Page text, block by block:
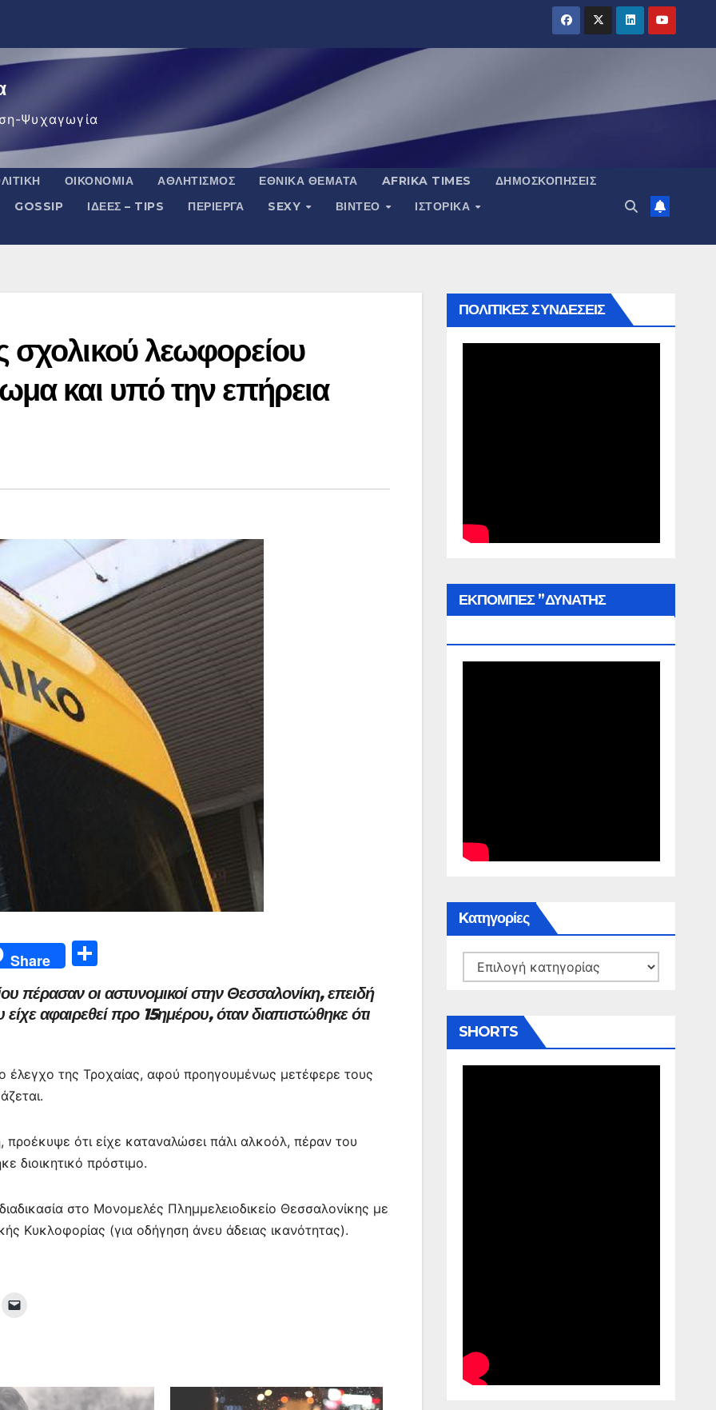
Ψυχαγωγία
ΟΙΚΟΝΟΜΊΑ ΑΘΛΗΤΙΣΜΌΣ ΕΘΝΙΚΆ ΘΈΜΑΤΑ AFRIKA TIMES
ΔΗΜΟΣΚΟΠΉΣΕΙΣ
GOSSIP ΙΔΈΕΣ – TIPS ΠΕΡΊΕΡΓΑ SEXY ΒΙΝΤΕΟ
ΙΣΤΟΡΙΚΆ
λεωφορείου
και υπό την επήρεια
Share
ρ
α
τε
ε
πέρασαν οι αστυνομικοί στην Θεσσαλονίκη, επειδή
αφαιρεθεί προ 15ημέρου, όταν διαπιστώθηκε ότι
έλεγχο της Τροχαίας, αφού προηγουμένως μετέφερε τους
ότι είχε καταναλώσει πάλι αλκοόλ, πέραν του
διοικητικό πρόστιμο.
στο Μονομελές Πλημμελειοδικείο Θεσσαλονίκης με
Κυκλοφορίας (για οδήγηση άνευ άδειας ικανότητας).
ΠΟΛΙΤΙΚΕΣ ΣΥΝΔΕΣΕΙΣ
ΕΚΠΟΜΠΕΣ ”ΔΥΝΑΤΗΣ
Kατηγορίες
Kατηγορίες
SHORTS